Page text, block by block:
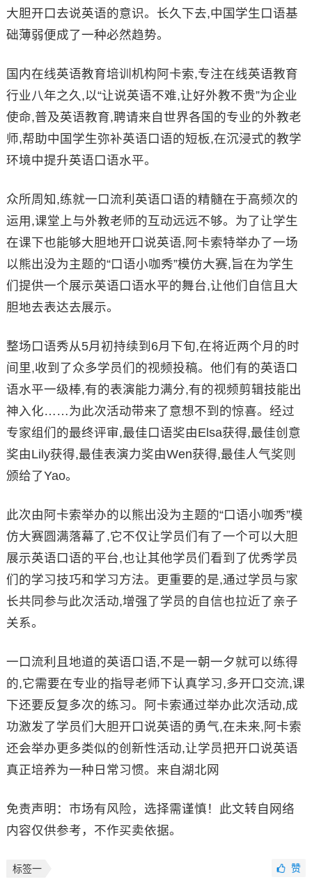
大胆开口去说英语的意识。长久下去,中国学生口语基
础薄弱便成了一种必然趋势。
国内在线英语教育培训机构阿卡索,专注在线英语教育
行业八年之久,以“让说英语不难,让好外教不贵”为企业
使命,普及英语教育,聘请来自世界各国的专业的外教老
师,帮助中国学生弥补英语口语的短板,在沉浸式的教学
环境中提升英语口语水平。
众所周知,练就一口流利英语口语的精髓在于高频次的
运用,课堂上与外教老师的互动远远不够。为了让学生
在课下也能够大胆地开口说英语,阿卡索特举办了一场
以熊出没为主题的“口语小咖秀”模仿大赛,旨在为学生
们提供一个展示英语口语水平的舞台,让他们自信且大
胆地去表达去展示。
整场口语秀从5月初持续到6月下旬,在将近两个月的时
间里,收到了众多学员们的视频投稿。他们有的英语口
语水平一级棒,有的表演能力满分,有的视频剪辑技能出
神入化……为此次活动带来了意想不到的惊喜。经过
专家组们的最终评审,最佳口语奖由Elsa获得,最佳创意
奖由Lily获得,最佳表演力奖由Wen获得,最佳人气奖则
颁给了Yao。
此次由阿卡索举办的以熊出没为主题的“口语小咖秀”模
仿大赛圆满落幕了,它不仅让学员们有了一个可以大胆
展示英语口语的平台,也让其他学员们看到了优秀学员
们的学习技巧和学习方法。更重要的是,通过学员与家
长共同参与此次活动,增强了学员的自信也拉近了亲子
关系。
一口流利且地道的英语口语,不是一朝一夕就可以练得
的,它需要在专业的指导老师下认真学习,多开口交流,课
下还要反复多次的练习。阿卡索通过举办此次活动,成
功激发了学员们大胆开口说英语的勇气,在未来,阿卡索
还会举办更多类似的创新性活动,让学员把开口说英语
真正培养为一种日常习惯。来自湖北网
免责声明：市场有风险，选择需谨慎！此文转自网络
内容仅供参考，不作买卖依据。
标签一 赞